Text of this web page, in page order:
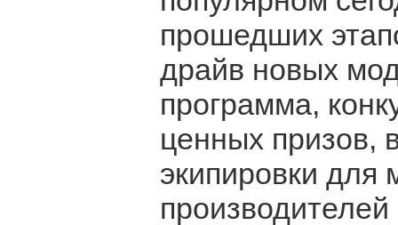
прошедших
драйв новых
программа,
ценных призов,
экипировки для